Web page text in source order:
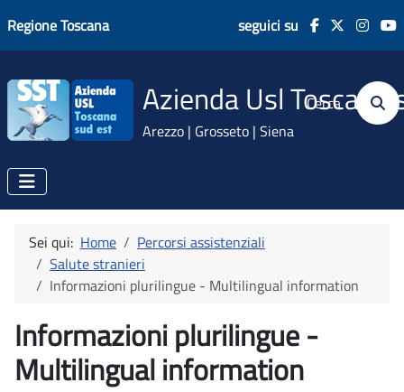
Regione Toscana seguici su
Azienda Usl Toscana
Arezzo | Grosseto | Siena
Cerca
Sei qui: Home
Percorsi assistenziali
Salute stranieri
Informazioni plurilingue - Multilingual information
Informazioni plurilingue -
Multilingual information